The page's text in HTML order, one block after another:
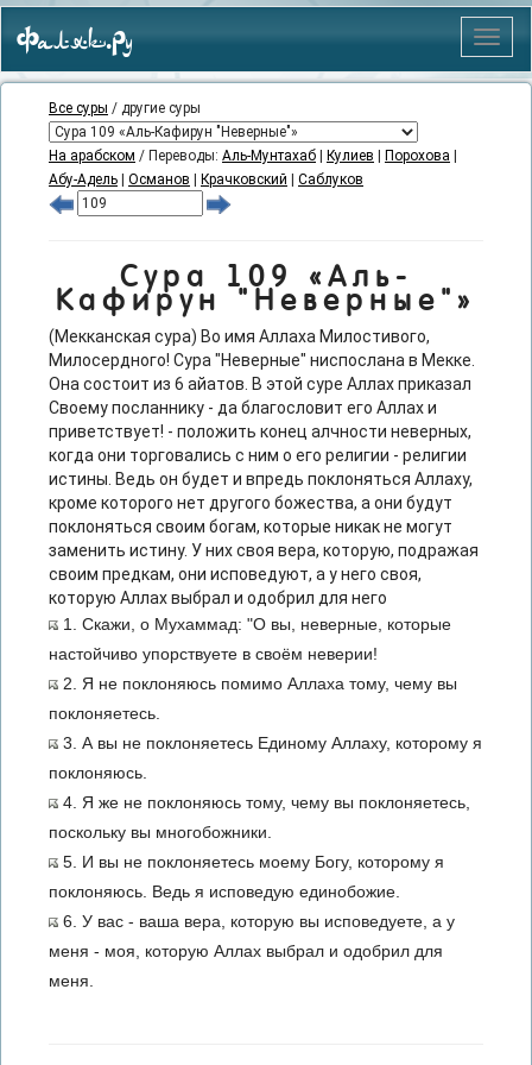
Меню
Фаляк.Ру
Все суры / другие суры
На арабском / Переводы: Аль-Мунтахаб Кулиев Порохова
Абу-Адель
Османов Крачковский Саблуков
Сура 109 «Аль-
Кафирун "Неверные"»
(Мекканская сура) Во имя Аллаха Милостивого,
Милосердного! Сура "Неверные" ниспослана в Мекке.
Она состоит из 6 айатов. В этой суре Аллах приказал
Своему посланнику - да благословит его Аллах и
приветствует! - положить конец алчности неверных,
когда они торговались с ним о его религии - религии
истины. Ведь он будет и впредь поклоняться Аллаху,
кроме которого нет другого божества, а они будут
поклоняться своим богам, которые никак не могут
заменить истину. У них своя вера, которую, подражая
своим предкам, они исповедуют, а у него своя,
которую Аллах выбрал и одобрил для него
1. Скажи, о Мухаммад: "О вы, неверные, которые
настойчиво упорствуете в своём неверии!
2. Я не поклоняюсь помимо Аллаха тому, чему вы
поклоняетесь.
3. А вы не поклоняетесь Единому Аллаху, которому я
поклоняюсь.
4. Я же не поклоняюсь тому, чему вы поклоняетесь,
поскольку вы многобожники.
5. И вы не поклоняетесь моему Богу, которому я
поклоняюсь. Ведь я исповедую единобожие.
6. У вас - ваша вера, которую вы исповедуете, а у
меня - моя, которую Аллах выбрал и одобрил для
меня.